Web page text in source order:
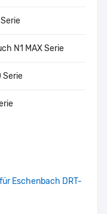
N1 MAX Serie
Serie
Eschenbach DRT-